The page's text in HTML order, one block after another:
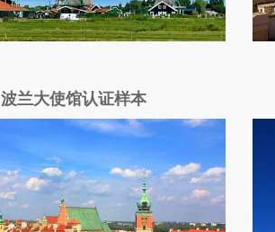
波兰大使馆认证样本